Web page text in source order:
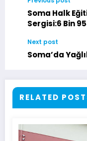
Soma Halk
Sergisi:6 Bin
Next post
Soma’da
RELATED